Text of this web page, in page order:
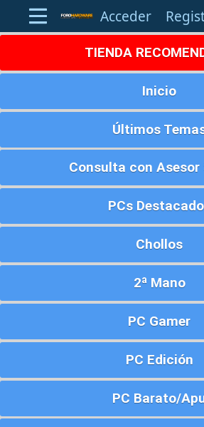
Acceder
TIENDA
Inicio
Últimos
Consulta con
PCs
Chollos
2ª Mano
PC Gamer
PC Edición
PC Barato/